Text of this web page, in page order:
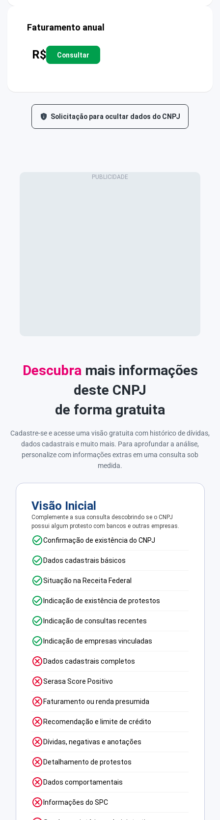
Faturamento anual
R$ Consultar
Solicitação para ocultar dados do CNPJ
Descubramais informações
deste CNPJ
de forma gratuita
Cadastre-se e acesse uma visão gratuita com histórico de dívidas,
dados cadastrais e muito mais. Para aprofundar a análise,
personalize com informações extras em uma consulta sob
medida.
Visão Inicial
Complemente a sua consulta descobrindo se o CNPJ
possui algum protesto com bancos e outras empresas.
Confirmação de existência do CNPJ
Dados cadastrais básicos
Situação na Receita Federal
Indicação de existência de protestos
Indicação de consultas recentes
Indicação de empresas vinculadas
Dados cadastrais completos
Serasa Score Positivo
Faturamento ou renda presumida
Recomendação e limite de crédito
Dívidas, negativas e anotações
Detalhamento de protestos
Dados comportamentais
Informações do SPC